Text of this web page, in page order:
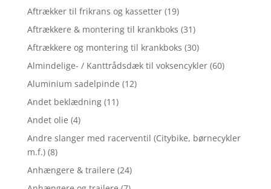
Aftrækker til frikrans og kassetter (19)
Aftrækkere & montering til krankboks (31)
Aftrækkere og montering til krankboks (30)
Almindelige- / Kanttrådsdæk til voksencykler (60)
Aluminium sadelpinde (12)
Andet beklædning (11)
Andet olie (4)
Andre slanger med racerventil (Citybike, børnecykler
m.f.) (8)
Anhængere & trailere (24)